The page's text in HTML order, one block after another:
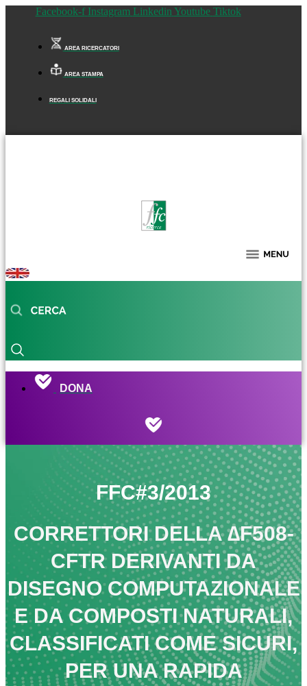
Facebook-f Instagram Linkedin Youtube Tiktok
AREA RICERCATORI
AREA STAMPA
REGALI SOLIDALI
DONA
FFC#3/2013
CORRETTORI DELLA ∆F508-
CFTR DERIVANTI DA
DISEGNO COMPUTAZIONALE
E DA COMPOSTI NATURALI,
CLASSIFICATI COME SICURI,
PER UNA RAPIDA